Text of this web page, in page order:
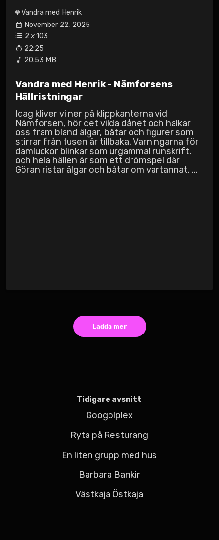
Vandra med Henrik
November 22, 2025
2 x103
22:25
20.53 MB
Vandra med Henrik - Nämforsens
Hällristningar
Idag kliver vi ner på klipp­kanterna vid
Nämforsen, hör det vilda dånet och halkar
oss fram bland älgar, båtar och figurer som
stirrar från tusen år tillbaka. Varningarna för
damluckor blinkar som urgammal runskrift,
och hela hällen är som ett drömspel där
Göran ristar älgar och båtar om vartannat. ...
Ladda mer
Tidigare avsnitt
Googolplex
Ryta på Resturang
En liten grupp med hus
Barbara Bankir
Västkaja Östkaja